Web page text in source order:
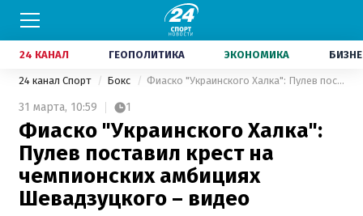
24 КАНАЛ ГЕОПОЛИТИКА ЭКОНОМИКА
24 канал Спорт Бокс Фиаско "Украинского Халка": Пулев поставил крест на чемпионских амбициях Шевадзуцкого – видео
31 марта, 10:59 1
Фиаско "Украинского Халка":
Пулев поставил крест на
чемпионских амбициях
Шевадзуцкого – видео